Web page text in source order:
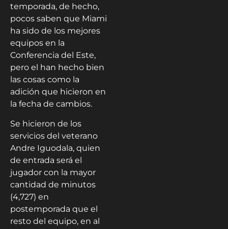
temporada, de hecho,
pocos saben que Miami
ha sido de los mejores
equipos en la
Conferencia del Este,
pero el han hecho bien
las cosas como la
adición que hicieron en
la fecha de cambios.
Se hicieron de los
servicios del veterano
Andre Iguodala, quien
de entrada será el
jugador con la mayor
cantidad de minutos
(4,727) en
postemporada que el
resto del equipo, en al